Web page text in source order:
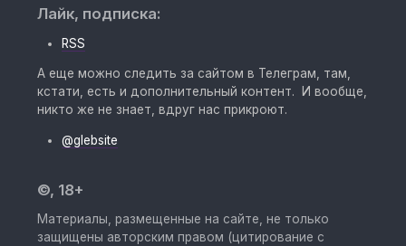
Лайк, подписка:
RSS
А еще можно следить за сайтом в Телеграм, там,
кстати, есть и дополнительный контент. И вообще,
никто же не знает, вдруг нас прикроют.
@glebsite
©, 18+
Материалы, размещенные на сайте, не только
защищены авторским правом (цитирование с